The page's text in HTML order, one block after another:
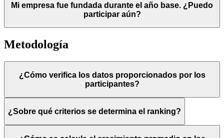
Mi empresa fue fundada durante el año base. ¿Puedo
participar aún?
Metodología
¿Cómo verifica los datos proporcionados por los
participantes?
¿Sobre qué criterios se determina el ranking?